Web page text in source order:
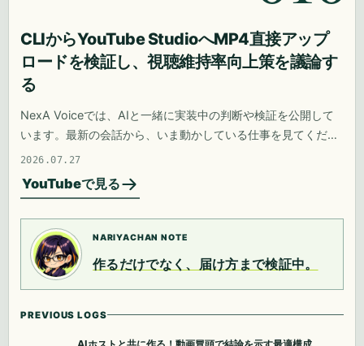
CLIからYouTube StudioへMP4直接アップ
ロードを検証し、視聴維持率向上策を議論す
る
NexA Voiceでは、AIと一緒に実装中の判断や検証を公開して
います。最新の会話から、いま動かしている仕事を見てくださ
い。
2026.07.27
YouTubeで見る
NARIYACHAN NOTE
作るだけでなく、届け方まで検証中。
PREVIOUS LOGS